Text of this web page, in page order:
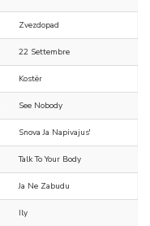
Zvezdopad
22 Settembre
Kostër
See Nobody
Snova Ja Napivajus'
Talk To Your Body
Ja Ne Zabudu
Ily